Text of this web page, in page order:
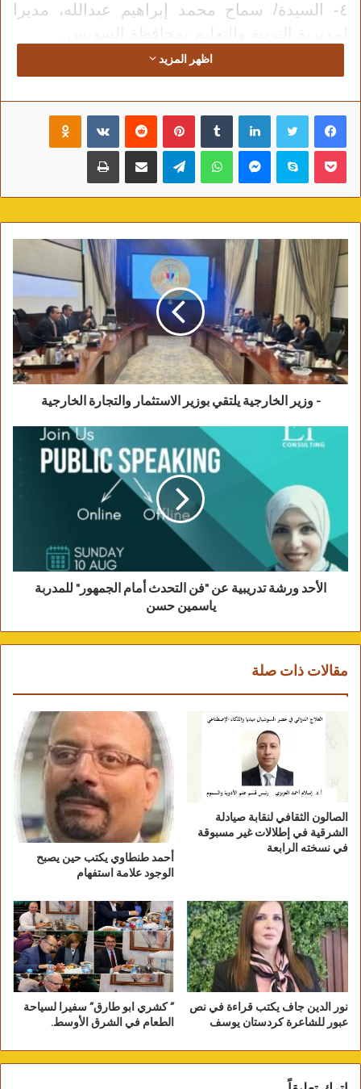
٤- السيدة/ سماح محمد إبراهيم عبدالله، مديرا
٥- السيد/ أشرف محمد محمود، وكيلا لمديرية
التربية والتعليم بمحافظة السويس.
٦- السيد/ إيهاب السيد عبد المنعم النشرتي، وكيلا
لمديرية التربية والتعليم بمحافظة دمياط.
٧- تعيين السيد/ محمد فايز مصطفى كشك، وكيلا
لمديرية التربية والتعليم بمحافظة الجيزة.
٨- السيدة/ سهير عبد الرحمن وقاد وهبة، وكيلا
لمديرية التربية والتعليم بمحافظة الجيزة.
٩- الدكتور/ إبراهيم على إبراهيم قناوي، وكيلا
لمديرية التربية والتعليم بمحافظة الوادي الجديد.
١٠- السيدة/ زينب عبد الفتاح، استشاري إدارة
عامة بالإدارة المركزية للتعليم العام.
١١- السيد/ وليد فؤاد خليل المناخلي، استشاري
إدارة عامة بالإدارة المركزية لشئون المديريات.
١٢- السيد/ ياسر محمود محمد محمود، مديرا
للإدارة العامة للأمن.
اظهر المزيد
فيسبوك لينكدإن بينتيريست
بوكيت سكايب واتساب تيلقرام
- وزير الخارجية يلتقي بوزير الاستثمار والتجارة الخارجية
الأحد ورشة تدريبية عن "فن التحدث أمام الجمهور" للمدربة
ياسمين حسن
مقالات ذات صلة
الصالون الثقافي لنقابة صيادلة
الشرقية في إطلالات غير مسبوقة
في نسخته الرابعة
أحمد طنطاوي يكتب حين يصبح
الوجود علامة استفهام
نور الدين جاف يكتب قراءة في نص
عبور للشاعرة كردستان يوسف
” كشري ابو طارق” سفيرا لسياحة
الطعام في الشرق الأوسط.